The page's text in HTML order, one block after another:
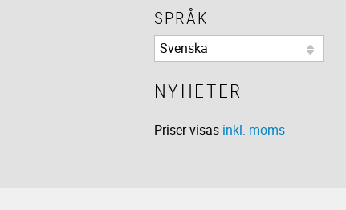
SPRÅK
NYHETER
Priser visas inkl. moms